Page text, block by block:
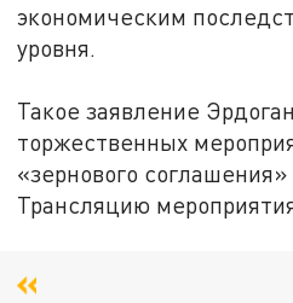
экономическим
уровня.
Такое заявление
торжественных
«зернового
Трансляцию